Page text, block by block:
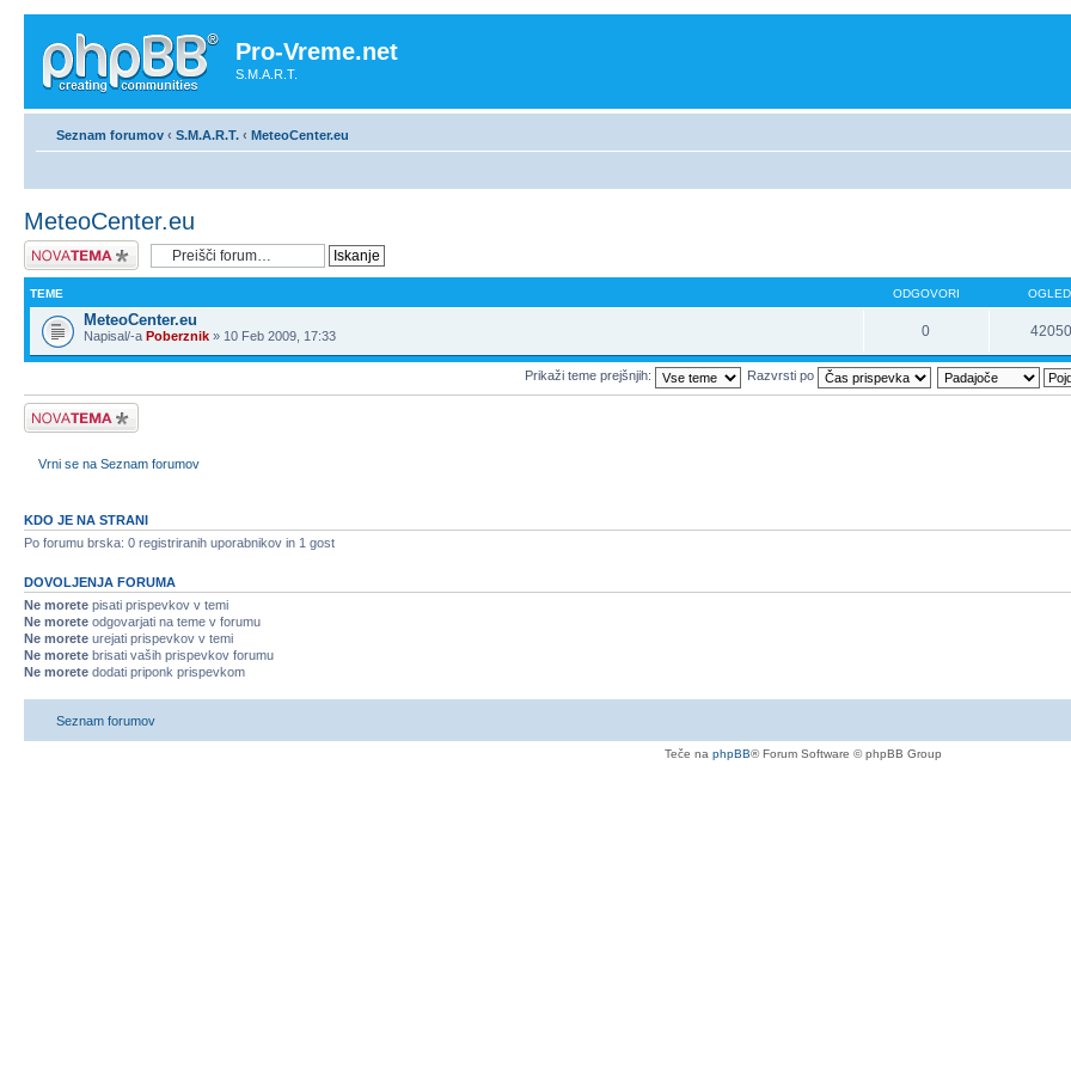
Pro-Vreme.net
S.M.A.R.T.
Seznam forumov ‹ S.M.A.R.T. ‹ MeteoCenter.eu
MeteoCenter.eu
Napiši novo temo
TEME ODGOVORI
MeteoCenter.eu
Napisal/-a Poberznik » 10 Feb 2009, 17:33 0 42050
Prikaži teme prejšnjih: Razvrsti po
Napiši novo temo
Vrni se na Seznam forumov
KDO JE NA STRANI
Po forumu brska: 0 registriranih uporabnikov in 1 gost
DOVOLJENJA FORUMA
Ne morete pisati prispevkov v temi
Ne morete odgovarjati na teme v forumu
Ne morete urejati prispevkov v temi
Ne morete brisati vaših prispevkov forumu
Ne morete dodati priponk prispevkom
Seznam forumov
Teče na phpBB® Forum Software © phpBB Group